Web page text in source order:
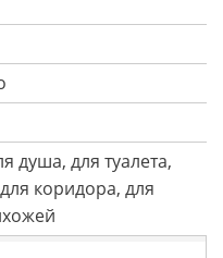
душа, для туалета,
коридора, для